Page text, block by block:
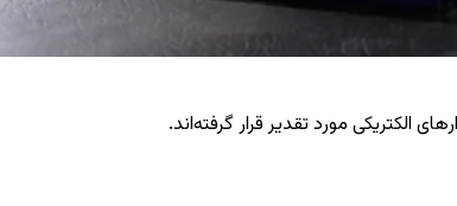
مورد تقدیر قرار گرفته‌اند.